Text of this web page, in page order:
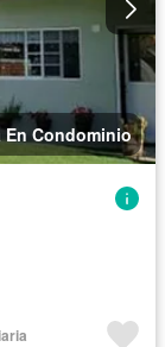
En Condominio